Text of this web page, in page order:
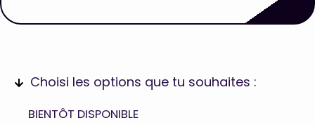
Choisi les options que tu souhaites :
BIENTÔT DISPONIBLE